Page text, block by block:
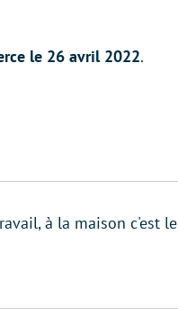
le 26 avril 2022.
à la maison c'est le